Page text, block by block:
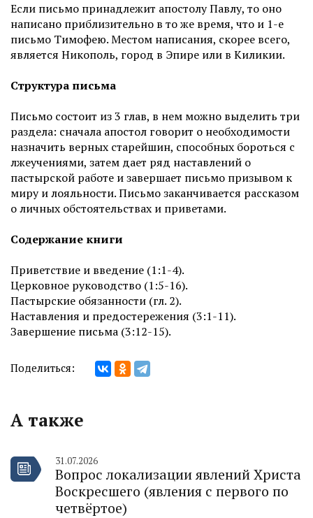
Если письмо принадлежит апостолу Павлу, то оно
написано приблизительно в то же время, что и 1-е
письмо Тимофею. Местом написания, скорее всего,
является Никополь, город в Эпире или в Киликии.
Структура письма
Письмо состоит из 3 глав, в нем можно выделить три
раздела: сначала апостол говорит о необходимости
назначить верных старейшин, способных бороться с
лжеучениями, затем дает ряд наставлений о
пастырской работе и завершает письмо призывом к
миру и лояльности. Письмо заканчивается рассказом
о личных обстоятельствах и приветами.
Содержание книги
Приветствие и введение (1:1-4).
Церковное руководство (1:5-16).
Пастырские обязанности (гл. 2).
Наставления и предостережения (3:1-11).
Завершение письма (3:12-15).
Поделиться:
А также
31.07.2026
Вопрос локализации явлений Христа
Воскресшего (явления с первого по
четвёртое)